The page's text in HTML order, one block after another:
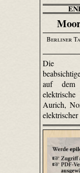
Berliner
Die
auf dem
Aurich,